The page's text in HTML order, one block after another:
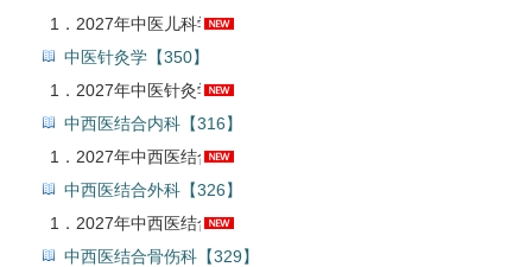
1． 2027年中医儿科学（中级）考试题库【真题精选＋章节题库＋模拟试题】AI讲解
中医针灸学【350】
1． 2027年中医针灸学（中级）考试题库【历年真题＋章节题库＋模拟试题】AI讲解
中西医结合内科【316】
1． 2027年中西医结合内科学（中级）考试题库【历年真题＋章节题库＋模拟试题】AI讲解
中西医结合外科【326】
1． 2027年中西医结合外科学（中级）考试题库【真题精选＋章节题库＋模拟试题】AI讲解
中西医结合骨伤科【329】